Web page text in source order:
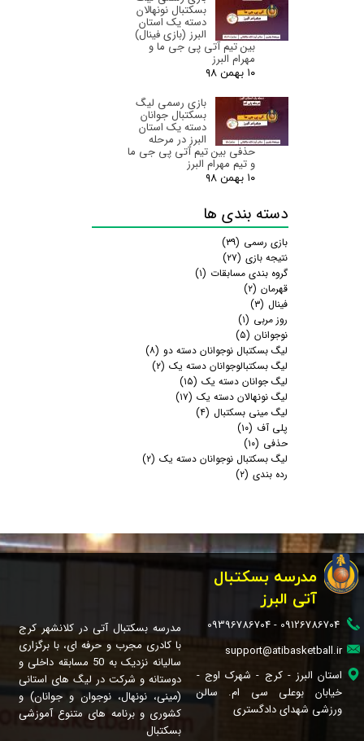
بسکتبال نونهالان
دسته یک استان
البرز‌ (بازی فینال)
بین تیم آتی پی جی ما و
مهرام البرز
۱۰ بهمن ۹۸
بازی رسمی لیگ
بسکتبال جوانان
دسته یک استان
البرز‌ در مرحله
حذفی بین تیم آتی پی جی ما
و تیم مهرام البرز
۱۰ بهمن ۹۸
دسته بندی ها
بازی رسمی (۳۹)
نتیجه بازی (۲۷)
گروه بندی مسابقات (۱)
قهرمان (۲)
فینال (۳)
روز مربی (۱)
نوجوانان (۵)
لیگ بسکتبال نوجوانان دسته دو (۸)
لیگ بسکتبالوجوانان دسته یک (۲)
لیگ جوانان دسته یک (۱۵)
لیگ نونهالان دسته یک (۱۷)
لیگ مینی بسکتبال (۴)
پلی آف (۱۰)
حذفی (۱۰)
لیگ بسکتبال نوجوانان دسته یک (۲)
رده بندی (۲)
مدرسه بسکتبال
آتی البرز
مدرسه بسکتبال آتی در کلانشهر کرج
با کادری مجرب و حرفه ای، با برگزاری
سالیانه نزدیک به 50 مسابقه داخلی و
دوستانه و شرکت در لیگ های استانی
(مینی، نونهال، نوجوان و جوانان) و
کشوری و برنامه های متنوع آموزشی
بسکتبال
09126786704 - 09396786704
support@atibasketball.ir
استان البرز - کرج - شهرک اوج -
خیابان بوعلی سی ام. سالن
ورزشی شهدای دادگستری